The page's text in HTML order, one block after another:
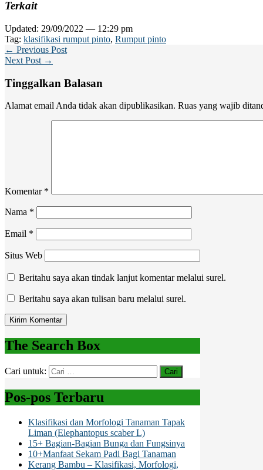
Terkait
Updated: 29/09/2022 — 12:29 pm
Tag: klasifikasi rumput pinto, Rumput pinto
← Previous Post
Next Post →
Tinggalkan Balasan
Alamat email Anda tidak akan dipublikasikan. Ruas yang wajib
Komentar *
Nama *
Email *
Situs Web
Beritahu saya akan tindak lanjut komentar melalui surel.
Beritahu saya akan tulisan baru melalui surel.
The Search Box
Cari untuk:
Pos-pos Terbaru
Klasifikasi dan Morfologi Tanaman Tapak
Liman (Elephantopus scaber L)
15+ Bagian-Bagian Bunga dan Fungsinya
10+Manfaat Sekam Padi Bagi Tanaman
Kerang Bambu – Klasifikasi, Morfologi,